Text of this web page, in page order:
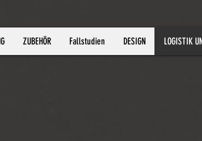
ZUBEHÖR Fallstudien DESIGN LOGISTIK